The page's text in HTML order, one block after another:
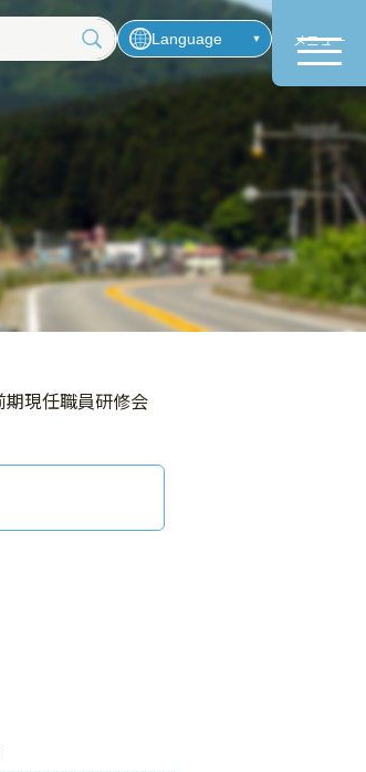
Language メニュー
現任職員研修会